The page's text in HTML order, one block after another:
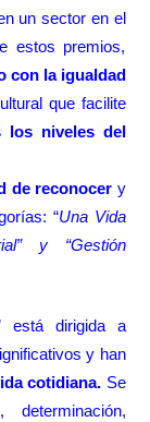
un sector en el
estos premios,
con la igualdad
que facilite
los niveles del
de reconocer y
“Una Vida
y “Gestión
está dirigida a
y han
cotidiana. Se